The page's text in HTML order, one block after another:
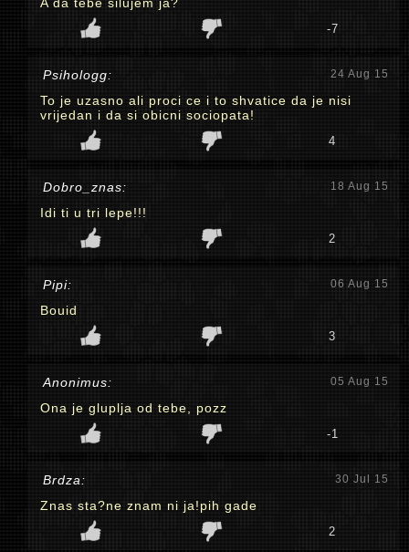
-7
Psihologg: 24 Aug 15
To je uzasno ali proci ce i to shvatice da je nisi
vrijedan i da si obicni sociopata!
4
Dobro_znas: 18 Aug 15
Idi ti u tri lepe!!!
2
Pipi: 06 Aug 15
Bouid
3
Anonimus: 05 Aug 15
Ona je gluplja od tebe, pozz
-1
Brdza: 30 Jul 15
Znas sta?ne znam ni ja!pih gade
2